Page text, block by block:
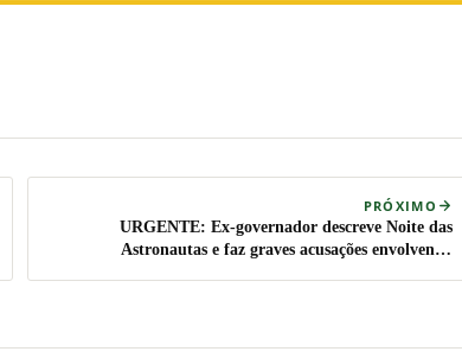
PRÓXIMO
URGENTE: Ex-governador descreve Noite das
Astronautas e faz graves acusações envolvendo